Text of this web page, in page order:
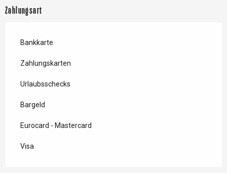
Zahlungsart
Bankkarte
Zahlungskarten
Urlaubsschecks
Bargeld
Eurocard - Mastercard
Visa